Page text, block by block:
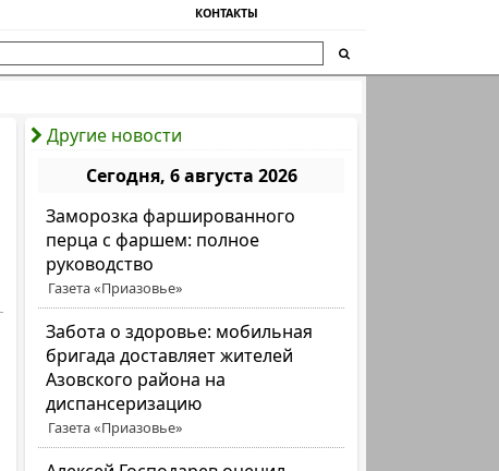
КОНТАКТЫ
Другие новости
Сегодня, 6 августа 2026
Заморозка фаршированного
перца с фаршем: полное
руководство
Газета «Приазовье»
Забота о здоровье: мобильная
бригада доставляет жителей
Азовского района на
диспансеризацию
Газета «Приазовье»